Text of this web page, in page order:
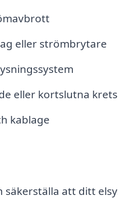
eller strömbrytare
eller kortslutna
kablage
säkerställa att ditt